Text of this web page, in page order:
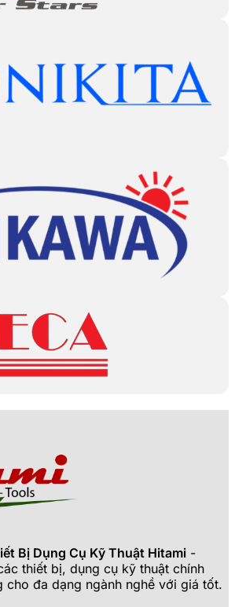
Bị Dụng Cụ Kỹ Thuật Hitami -
thiết bị, dụng cụ kỹ thuật chính
cho đa dạng ngành nghề với giá tốt.